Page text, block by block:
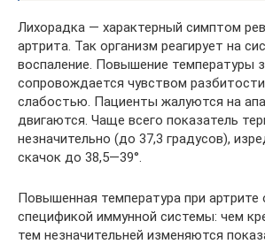
Лихорадка — характерный симптом
артрита. Так организм реагирует на
воспаление. Повышение температуры
сопровождается чувством
слабостью. Пациенты жалуются на
двигаются. Чаще всего показатель
незначительно (до 37,3 градусов),
скачок до 38,5—39°.
Повышенная температура при артрите
спецификой иммунной системы: чем
тем незначительней изменяются